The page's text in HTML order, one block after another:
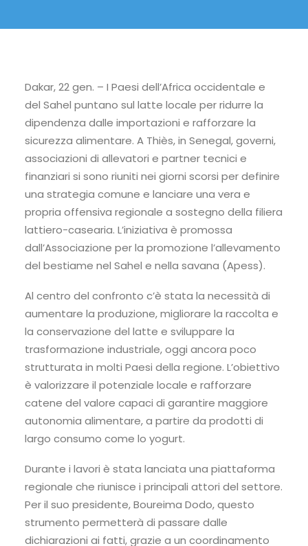
Dakar, 22 gen. – I Paesi dell’Africa occidentale e
del Sahel puntano sul latte locale per ridurre la
dipendenza dalle importazioni e rafforzare la
sicurezza alimentare. A Thiès, in Senegal, governi,
associazioni di allevatori e partner tecnici e
finanziari si sono riuniti nei giorni scorsi per definire
una strategia comune e lanciare una vera e
propria offensiva regionale a sostegno della filiera
lattiero-casearia. L’iniziativa è promossa
dall’Associazione per la promozione l’allevamento
del bestiame nel Sahel e nella savana (Apess).
Al centro del confronto c’è stata la necessità di
aumentare la produzione, migliorare la raccolta e
la conservazione del latte e sviluppare la
trasformazione industriale, oggi ancora poco
strutturata in molti Paesi della regione. L’obiettivo
è valorizzare il potenziale locale e rafforzare
catene del valore capaci di garantire maggiore
autonomia alimentare, a partire da prodotti di
largo consumo come lo yogurt.
Durante i lavori è stata lanciata una piattaforma
regionale che riunisce i principali attori del settore.
Per il suo presidente, Boureima Dodo, questo
strumento permetterà di passare dalle
dichiarazioni ai fatti, grazie a un coordinamento